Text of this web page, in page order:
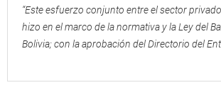
“Este esfuerzo conjunto entre el sector
hizo en el marco de la normativa y la Ley del
Bolivia; con la aprobación del Directorio del